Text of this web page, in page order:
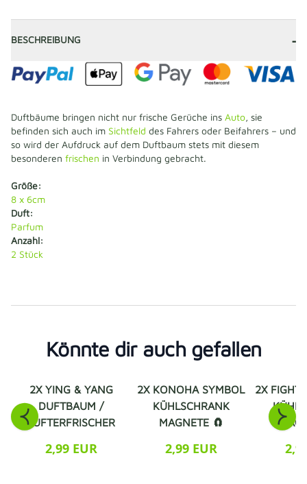
BESCHREIBUNG -
Duftbäume bringen nicht nur frische Gerüche ins Auto, sie
befinden sich auch im Sichtfeld des Fahrers oder Beifahrers – und
so wird der Aufdruck auf dem Duftbaum stets mit diesem
besonderen frischen in Verbindung gebracht.
Größe:
8 x 6cm
Duft:
Parfum
Anzahl:
2 Stück
Könnte dir auch gefallen
2X YING & YANG
DUFTBAUM /
LUFTERFRISCHER
2,99 EUR
2X KONOHA SYMBOL
KÜHLSCHRANK
MAGNETE 🧲
2,99 EUR
2X